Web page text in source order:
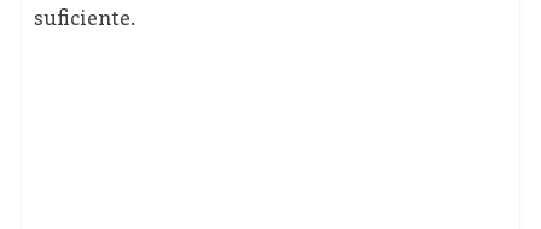
suficiente.